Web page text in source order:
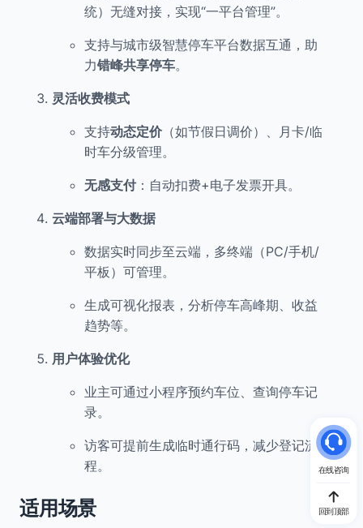
统）无缝对接，实现“一平台管理”。
支持与城市级智慧停车平台数据互通，助
力错峰共享停车。
灵活收费模式
支持动态定价（如节假日调价）、月卡/临
时车分级管理。
无感支付：自动扣费+电子发票开具。
云端部署与大数据
数据实时同步至云端，多终端（PC/手机/
平板）可管理。
生成可视化报表，分析停车高峰期、收益
趋势等。
用户体验优化
业主可通过小程序预约车位、查询停车记
录。
访客可提前生成临时通行码，减少登记流
程。
适用场景
在线咨询
回到顶部